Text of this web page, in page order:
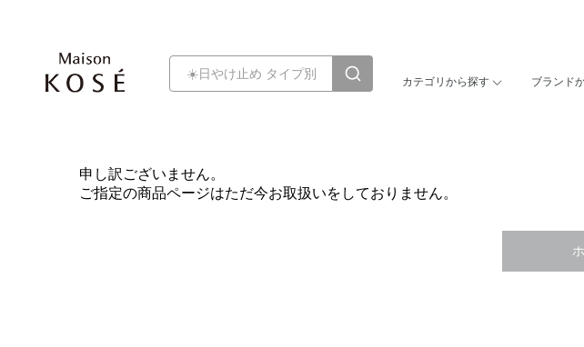
カテゴリから探す ブランド
申し訳ございません。
ご指定の商品ページはただ今お取扱いをしておりません。